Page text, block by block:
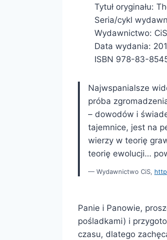
Tytuł oryginału:
Seria/cykl
Wydawnictwo: CiS
Data wydania:
ISBN 978-83-
Najwspanialsze
próba
– dowodów i
tajemnice, jest na
wierzy w teorię
teorię ewolucji…
Wydawnictwo CiS,
Panie i Panowie,
pośladkami) i
czasu, dlatego